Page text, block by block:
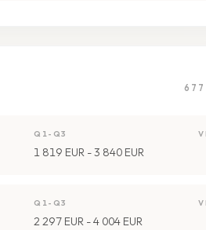
677
Q1-Q3
1 819 EUR - 3 840 EUR
Q1-Q3
2 297 EUR - 4 004 EUR